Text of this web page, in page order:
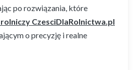
po rozwiązania, które
CzesciDlaRolnictwa.pl
o precyzję i realne